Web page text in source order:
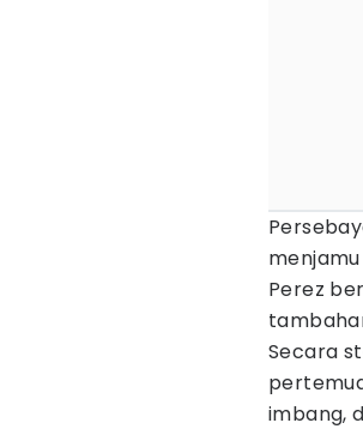
Perez
Secara
imbang,